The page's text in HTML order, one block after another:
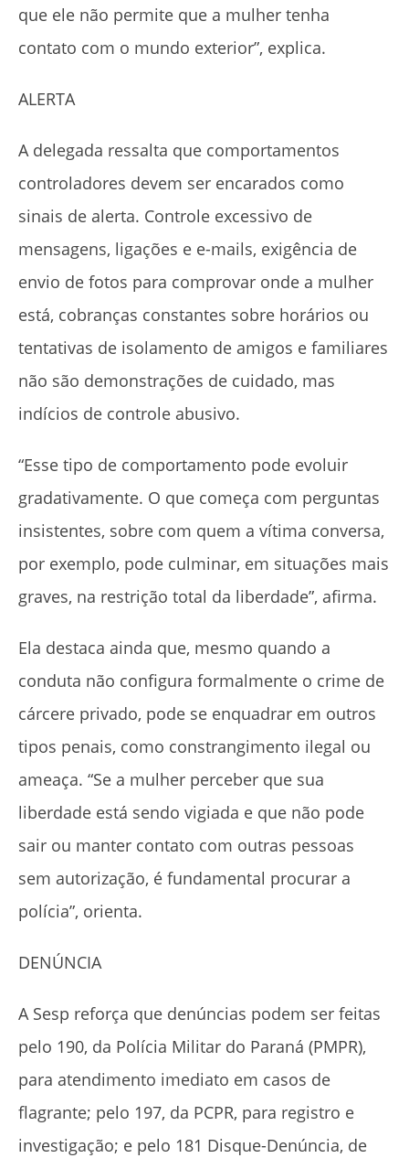
que ele não permite que a mulher tenha
contato com o mundo exterior”, explica.
ALERTA
A delegada ressalta que comportamentos
controladores devem ser encarados como
sinais de alerta. Controle excessivo de
mensagens, ligações e e-mails, exigência de
envio de fotos para comprovar onde a mulher
está, cobranças constantes sobre horários ou
tentativas de isolamento de amigos e familiares
não são demonstrações de cuidado, mas
indícios de controle abusivo.
“Esse tipo de comportamento pode evoluir
gradativamente. O que começa com perguntas
insistentes, sobre com quem a vítima conversa,
por exemplo, pode culminar, em situações mais
graves, na restrição total da liberdade”, afirma.
Ela destaca ainda que, mesmo quando a
conduta não configura formalmente o crime de
cárcere privado, pode se enquadrar em outros
tipos penais, como constrangimento ilegal ou
ameaça. “Se a mulher perceber que sua
liberdade está sendo vigiada e que não pode
sair ou manter contato com outras pessoas
sem autorização, é fundamental procurar a
polícia”, orienta.
DENÚNCIA
A Sesp reforça que denúncias podem ser feitas
pelo 190, da Polícia Militar do Paraná (PMPR),
para atendimento imediato em casos de
flagrante; pelo 197, da PCPR, para registro e
investigação; e pelo 181 Disque-Denúncia, de